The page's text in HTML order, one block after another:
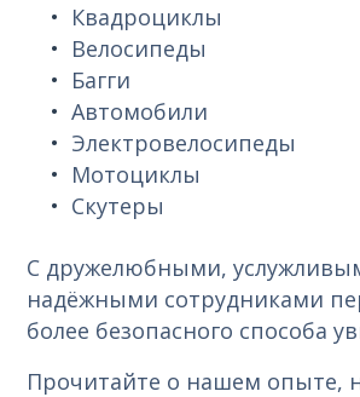
Квадроциклы
Велосипеды
Багги
Автомобили
Электровелосипеды
Мотоциклы
Скутеры
С дружелюбными,
надёжными сотрудниками
более безопасного способа
Прочитайте о нашем опыте,